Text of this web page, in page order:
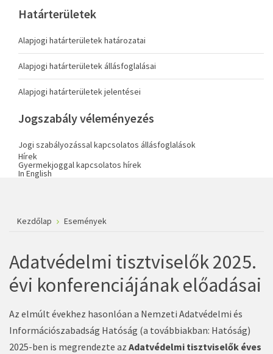
Határterületek
Alapjogi határterületek határozatai
Alapjogi határterületek állásfoglalásai
Alapjogi határterületek jelentései
Jogszabály véleményezés
Jogi szabályozással kapcsolatos állásfoglalások
Hírek
Gyermekjoggal kapcsolatos hírek
In English
Kezdőlap Események
Adatvédelmi tisztviselők 2025.
évi konferenciájának előadásai
Az elmúlt évekhez hasonlóan a Nemzeti Adatvédelmi és
Információszabadság Hatóság (a továbbiakban: Hatóság)
2025-ben is megrendezte az Adatvédelmi tisztviselők éves